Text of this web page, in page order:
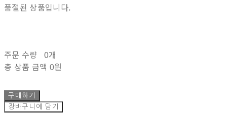
품절된 상품입니다.
주문 수량
0개
총 상품 금액 0원
구매하기
장바구니에 담기